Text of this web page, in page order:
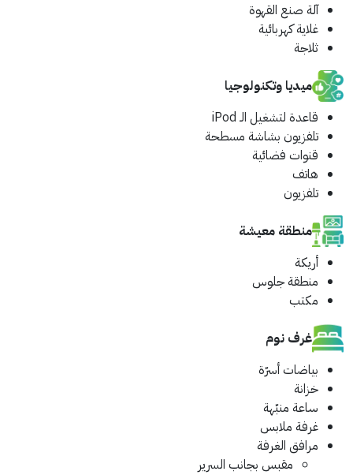
آلة صنع القهوة
غلاية كهربائية
ثلاجة
ميديا وتكنولوجيا
قاعدة لتشغيل الـ iPod
تلفزيون بشاشة مسطحة
قنوات فضائية
هاتف
تلفزيون
منطقة معيشة
أريكة
منطقة جلوس
مكتب
غرف نوم
بياضات أسرّة
خزانة
ساعة منبّهة
غرفة ملابس
مرافق الغرفة
مقبس بجانب السرير